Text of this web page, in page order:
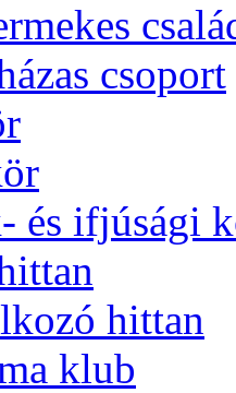
csoport
és ifjúsági
hittan
klub